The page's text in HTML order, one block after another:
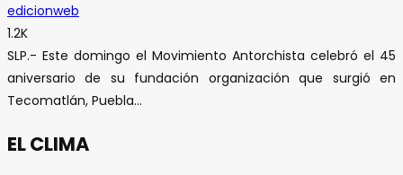
edicionweb
1.2K
SLP.- Este domingo el Movimiento Antorchista celebró el 45
aniversario de su fundación organización que surgió en
Tecomatlán, Puebla...
EL CLIMA